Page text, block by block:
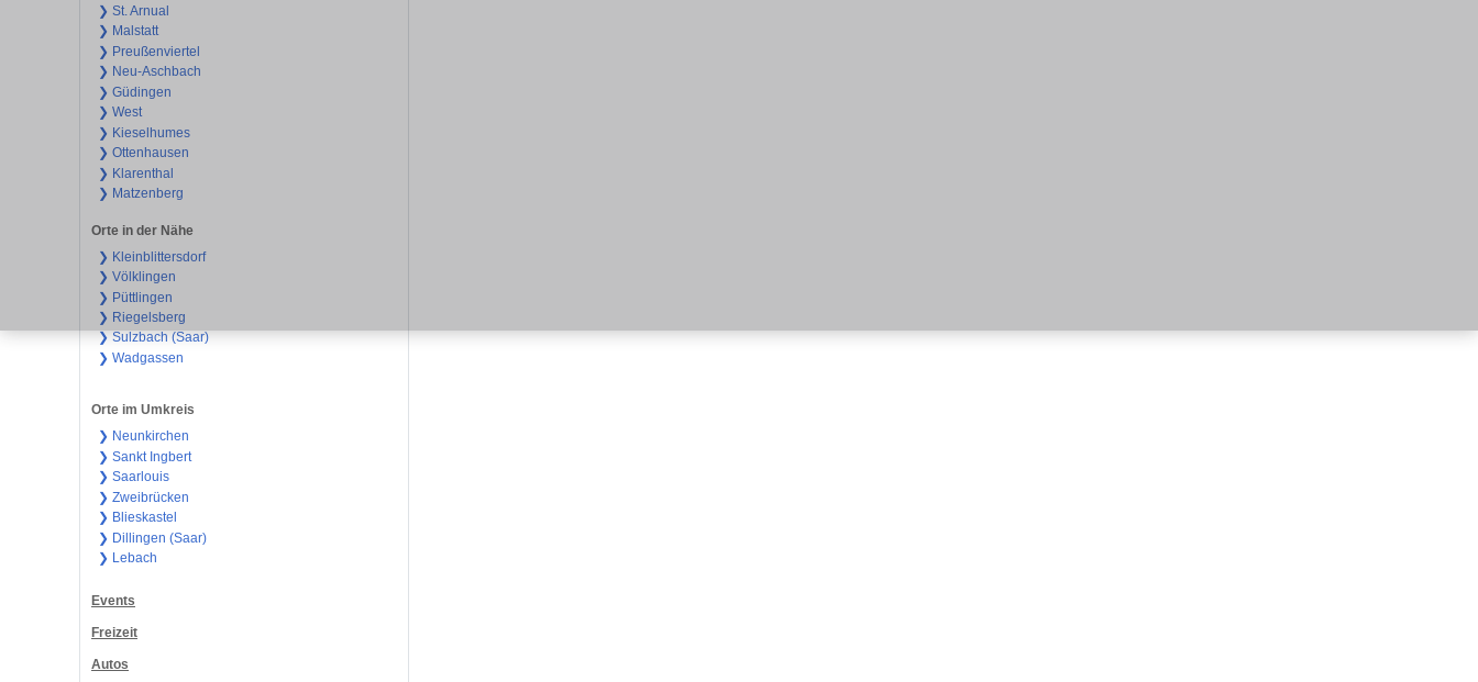
❯ St. Arnual
❯ Malstatt
❯ Preußenviertel
❯ Neu-Aschbach
❯ Güdingen
❯ West
❯ Kieselhumes
❯ Ottenhausen
❯ Klarenthal
❯ Matzenberg
Orte in der Nähe
❯ Kleinblittersdorf
❯ Völklingen
❯ Püttlingen
❯ Riegelsberg
❯ Sulzbach (Saar)
❯ Wadgassen
Orte im Umkreis
❯ Neunkirchen
❯ Sankt Ingbert
❯ Saarlouis
❯ Zweibrücken
❯ Blieskastel
❯ Dillingen (Saar)
❯ Lebach
Events
Freizeit
Autos